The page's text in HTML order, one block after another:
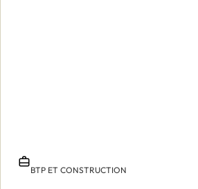
BTP ET CONSTRUCTION